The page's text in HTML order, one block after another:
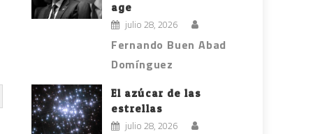
age
julio 28, 2026
Fernando Buen Abad
Domínguez
El azúcar de las
estrellas
julio 28, 2026